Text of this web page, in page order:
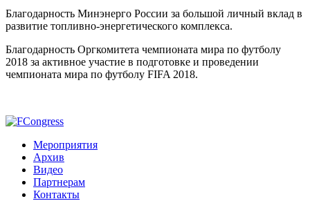
Благодарность Минэнерго России за большой личный вклад в
развитие топливно-энергетического комплекса.
Благодарность Оргкомитета чемпионата мира по футболу
2018 за активное участие в подготовке и проведении
чемпионата мира по футболу FIFA 2018.
Мероприятия
Архив
Видео
Партнерам
Контакты